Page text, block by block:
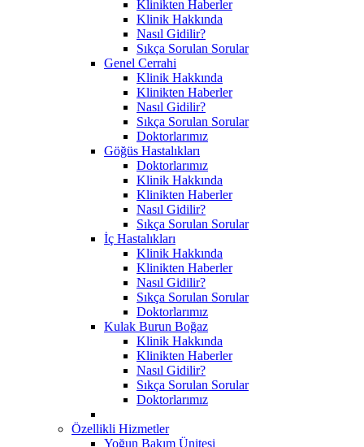
Klinikten Haberler
Klinik Hakkında
Nasıl Gidilir?
Sıkça Sorulan Sorular
Genel Cerrahi
Klinik Hakkında
Klinikten Haberler
Nasıl Gidilir?
Sıkça Sorulan Sorular
Doktorlarımız
Göğüs Hastalıkları
Doktorlarımız
Klinik Hakkında
Klinikten Haberler
Nasıl Gidilir?
Sıkça Sorulan Sorular
İç Hastalıkları
Klinik Hakkında
Klinikten Haberler
Nasıl Gidilir?
Sıkça Sorulan Sorular
Doktorlarımız
Kulak Burun Boğaz
Klinik Hakkında
Klinikten Haberler
Nasıl Gidilir?
Sıkça Sorulan Sorular
Doktorlarımız
Özellikli Hizmetler
Yoğun Bakım Ünitesi